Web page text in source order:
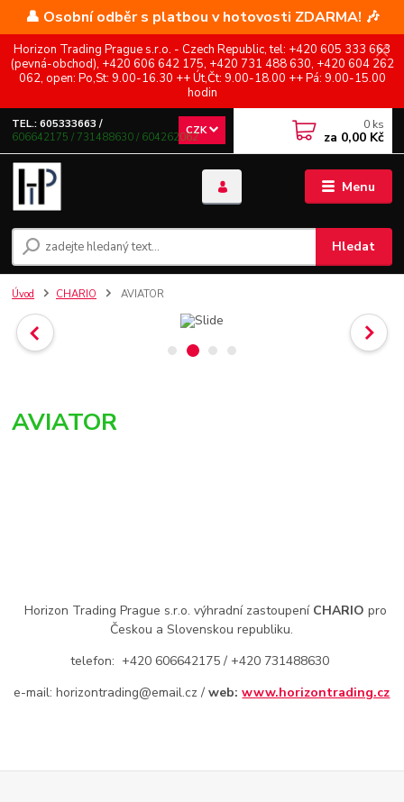
👤 Osobní odběr s platbou v hotovosti ZDARMA! 🎶
Horizon Trading Prague s.r.o. - Czech Republic, tel: +420 605 333 663
(pevná-obchod), +420 606 642 175, +420 731 488 630, +420 604 262
062, open: Po,St: 9.00-16.30 ++ Út,Čt: 9.00-18.00 ++ Pá: 9.00-15.00
hodin
Menu
CZK
Hledat
TEL.: 605333663 /
606642175 / 731488630 / 604262062
0 ks
za 0,00 Kč
Úvod CHARIO AVIATOR
AVIATOR
Horizon Trading Prague s.r.o. výhradní zastoupení CHARIO pro
Českou a Slovenskou republiku.
telefon: +420 606642175 / +420 731488630
e-mail: horizontrading@email.cz /web:www.horizontrading.cz